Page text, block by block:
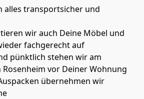
alles transportsicher und
wir auch Deine Möbel und
fachgerecht auf
pünktlich stehen wir am
vor Deiner Wohnung
übernehmen wir